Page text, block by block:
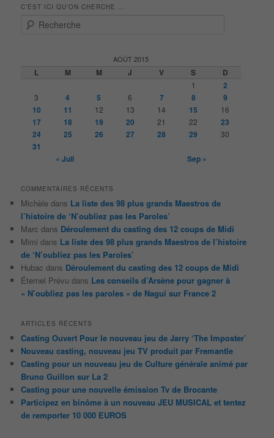
C’EST ICI QU’ON CHERCHE …
AOÛT 2015
L M M J V S D
1 2
3 4 5 6 7 8
9
10
11 12 13 14 15 16
17 18 19 20 21 22
23
24
25 26 27 28 29 30
31
« Juil
Sep »
COMMENTAIRES RÉCENTS
Michèle dans La liste des 98 plus grands Maestros de
l’histoire de ‘N’oubliez pas les Paroles’
Marc dans Déroulement du casting des 12 coups de Midi
Mimi dans La liste des 98 plus grands Maestros de l’histoire
de ‘N’oubliez pas les Paroles’
Hubac dans Déroulement du casting des 12 coups de Midi
Éternel Prévu dans Les conseils d’Arsène pour gagner à
« N’oubliez pas les paroles » de Nagui sur France 2
ARTICLES RÉCENTS
Casting Ouvert Pour le nouveau jeu de Jarry ‘The Imposter’
Nouveau casting, nouveau jeu TV produit par Fremantle
Casting pour un nouveau jeu de Culture générale animé par
Bruno Guillon sur La 2
Casting pour une nouvelle émission Tv de Brocante
Participez en binôme à un nouveau JEU MUSICAL et tentez
de remporter 10 000 EUROS